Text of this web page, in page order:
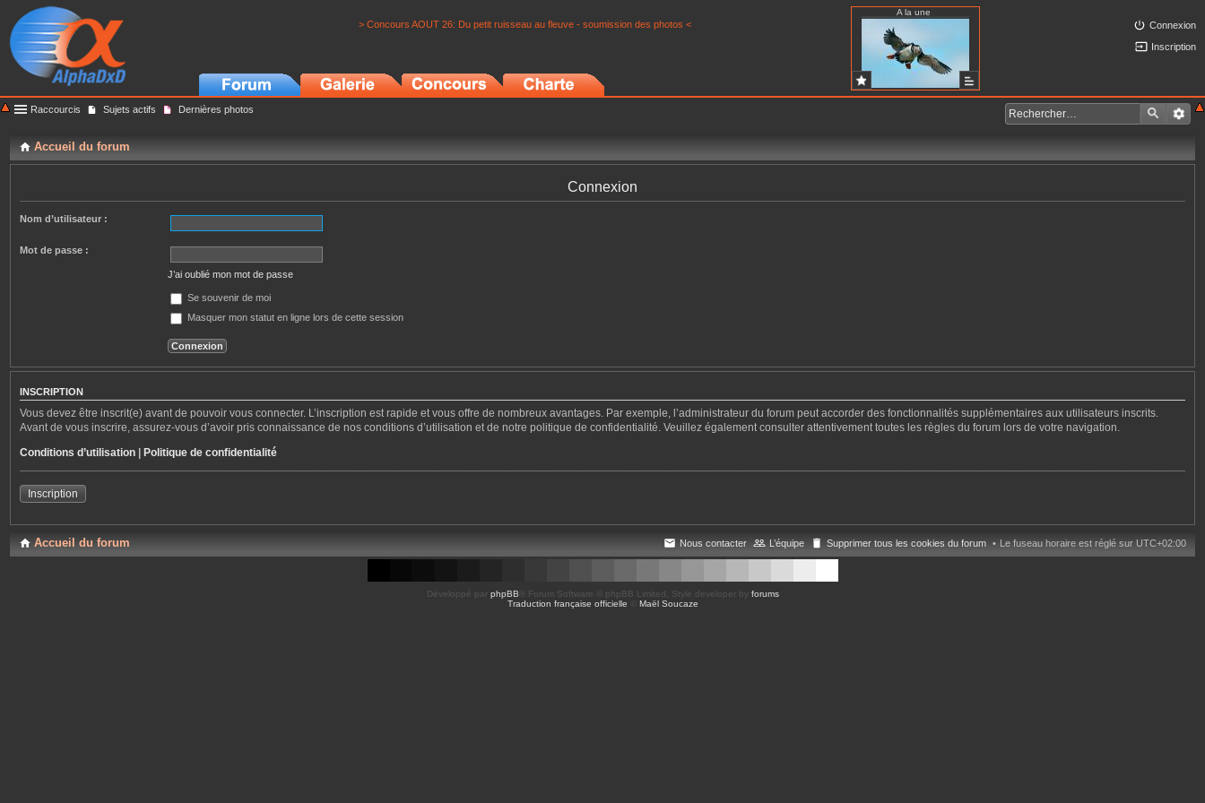
> Concours AOUT 26: Du petit ruisseau au fleuve - soumission des photos <
A la une
Connexion
Inscription
Raccourcis Sujets actifs Dernières photos
Accueil du forum
Connexion
Nom d’utilisateur :
Mot de passe :
J’ai oublié mon mot de passe
Se souvenir de moi
Masquer mon statut en ligne lors de cette session
INSCRIPTION
Vous devez être inscrit(e) avant de pouvoir vous connecter. L’inscription est rapide et vous offre de nombreux avantages. Par exemple, l’administrateur du forum peut accorder des fonctionnalités supplémentaires aux utilisateurs inscrits.
Avant de vous inscrire, assurez-vous d’avoir pris connaissance de nos conditions d’utilisation et de notre politique de confidentialité. Veuillez également consulter attentivement toutes les règles du forum lors de votre navigation.
Conditions d’utilisation | Politique de confidentialité
Inscription
Accueil du forum Le fuseau horaire est réglé sur UTC+02:00
Supprimer tous les cookies du forum
L’équipe
Nous contacter
Développé par phpBB ® Forum Software © phpBB Limited , Style developer by forums
Traduction française officielle
Maël Soucaze